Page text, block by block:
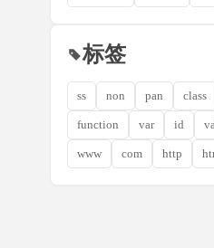
标签
ss non pan class
function var id
www com http